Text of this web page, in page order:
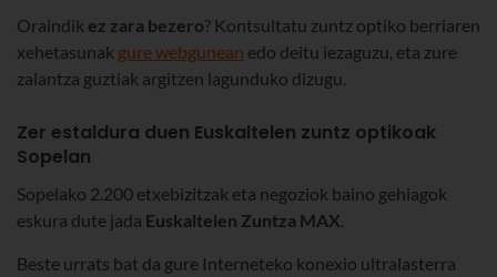
Oraindik ez zara bezero? Kontsultatu zuntz optiko berriaren
xehetasunak gure webgunean edo deitu iezaguzu, eta zure
zalantza guztiak argitzen lagunduko dizugu.
Zer estaldura duen Euskaltelen zuntz optikoak
Sopelan
Sopelako 2.200 etxebizitzak eta negoziok baino gehiagok
eskura dute jada Euskaltelen Zuntza MAX.
Beste urrats bat da gure Interneteko konexio ultralasterra